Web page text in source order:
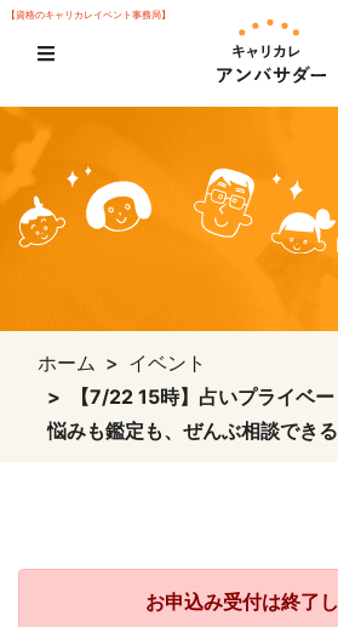
【資格のキャリカレイベント事務局】
ホーム
イベント
【7/22 15時】占いプライベ
悩みも鑑定も、ぜんぶ相談でき
お申込み受付は終了